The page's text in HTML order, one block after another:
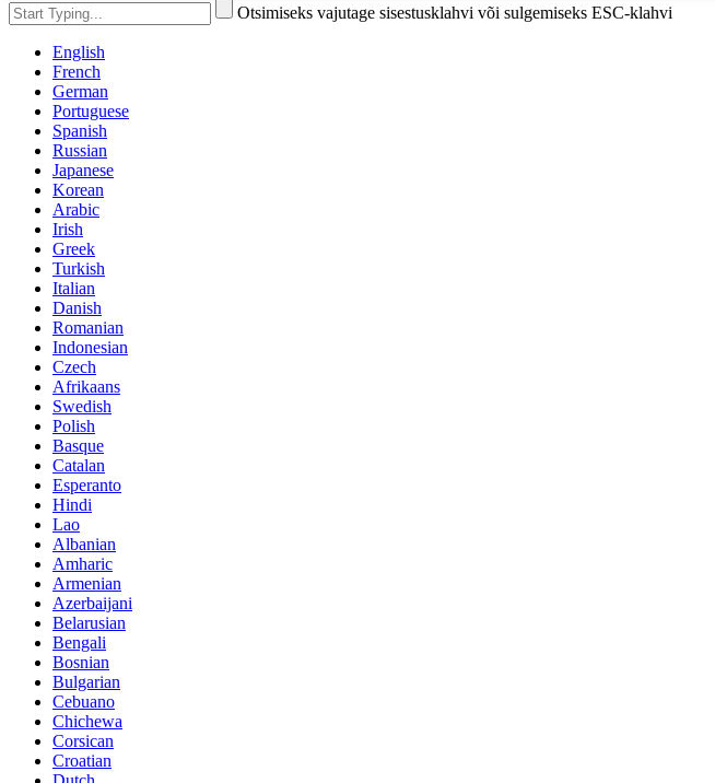
Otsimiseks vajutage sisestusklahvi või sulgemiseks ESC-klahvi
English
French
German
Portuguese
Spanish
Russian
Japanese
Korean
Arabic
Irish
Greek
Turkish
Italian
Danish
Romanian
Indonesian
Czech
Afrikaans
Swedish
Polish
Basque
Catalan
Esperanto
Hindi
Lao
Albanian
Amharic
Armenian
Azerbaijani
Belarusian
Bengali
Bosnian
Bulgarian
Cebuano
Chichewa
Corsican
Croatian